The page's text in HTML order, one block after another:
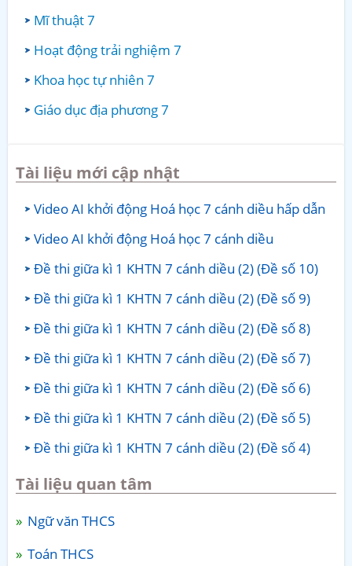
Mĩ thuật 7
Hoạt động trải nghiệm 7
Khoa học tự nhiên 7
Giáo dục địa phương 7
Tài liệu mới cập nhật
Video AI khởi động Hoá học 7 cánh diều hấp dẫn
Video AI khởi động Hoá học 7 cánh diều
Đề thi giữa kì 1 KHTN 7 cánh diều (2) (Đề số 10)
Đề thi giữa kì 1 KHTN 7 cánh diều (2) (Đề số 9)
Đề thi giữa kì 1 KHTN 7 cánh diều (2) (Đề số 8)
Đề thi giữa kì 1 KHTN 7 cánh diều (2) (Đề số 7)
Đề thi giữa kì 1 KHTN 7 cánh diều (2) (Đề số 6)
Đề thi giữa kì 1 KHTN 7 cánh diều (2) (Đề số 5)
Đề thi giữa kì 1 KHTN 7 cánh diều (2) (Đề số 4)
Tài liệu quan tâm
Ngữ văn THCS
Toán THCS